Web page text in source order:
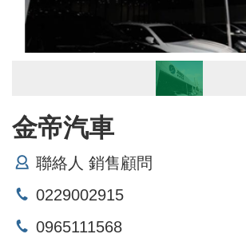
金帝汽車
聯絡人 銷售顧問
0229002915
0965111568